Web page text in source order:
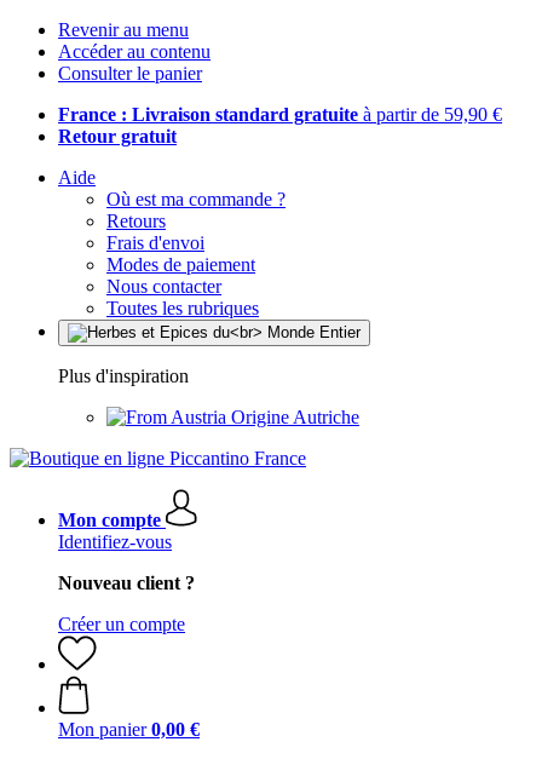
Revenir au menu
Accéder au contenu
Consulter le panier
France : Livraison standard gratuite à partir de 59,90 €
Retour gratuit
Aide
Où est ma commande ?
Retours
Frais d'envoi
Modes de paiement
Nous contacter
Toutes les rubriques
Plus d'inspiration
Origine Autriche
Mon compte
Identifiez-vous
Nouveau client ?
Créer un compte
Mon panier 0,00 €